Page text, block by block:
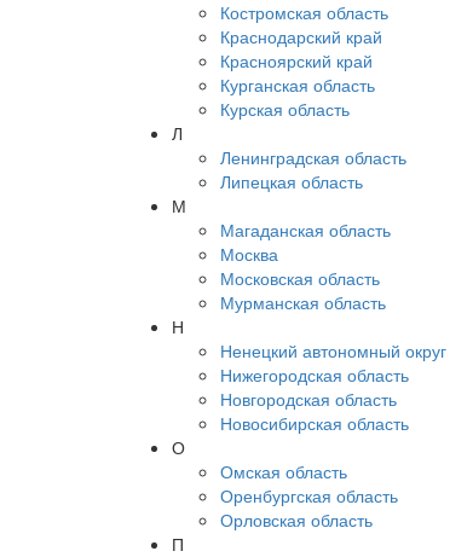
Костромская область
Краснодарский край
Красноярский край
Курганская область
Курская область
Л
Ленинградская область
Липецкая область
М
Магаданская область
Москва
Московская область
Мурманская область
Н
Ненецкий автономный округ
Нижегородская область
Новгородская область
Новосибирская область
О
Омская область
Оренбургская область
Орловская область
П